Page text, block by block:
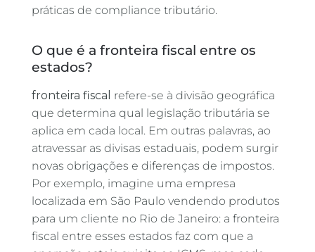
práticas de compliance tributário.
O que é a fronteira fiscal entre os
estados?
fronteira fiscal refere-se à divisão geográfica
que determina qual legislação tributária se
aplica em cada local. Em outras palavras, ao
atravessar as divisas estaduais, podem surgir
novas obrigações e diferenças de impostos.
Por exemplo, imagine uma empresa
localizada em São Paulo vendendo produtos
para um cliente no Rio de Janeiro: a fronteira
fiscal entre esses estados faz com que a